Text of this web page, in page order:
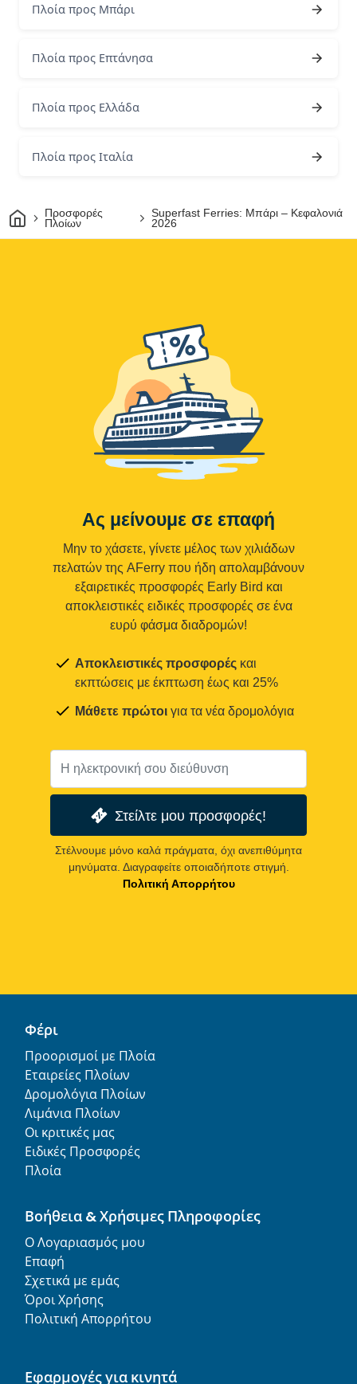
Πλοία προς Μπάρι
Πλοία προς Επτάνησα
Πλοία προς Ελλάδα
Πλοία προς Ιταλία
ΣπίτιΠροσφορές
Πλοίων
Superfast Ferries: Μπάρι – Κεφαλονιά
2026
Ας μείνουμε σε επαφή
Μην το χάσετε, γίνετε μέλος των χιλιάδων
πελατών της AFerry που ήδη απολαμβάνουν
εξαιρετικές προσφορές Early Bird και
αποκλειστικές ειδικές προσφορές σε ένα
ευρύ φάσμα διαδρομών!
Αποκλειστικές προσφορές και
εκπτώσεις με έκπτωση έως και 25%
Μάθετε πρώτοι για τα νέα δρομολόγια
Στείλτε μου προσφορές!
Στέλνουμε μόνο καλά πράγματα, όχι ανεπιθύμητα
μηνύματα. Διαγραφείτε οποιαδήποτε στιγμή.
Πολιτική Απορρήτου
Φέρι
Προορισμοί με Πλοία
Εταιρείες Πλοίων
Δρομολόγια Πλοίων
Λιμάνια Πλοίων
Οι κριτικές μας
Ειδικές Προσφορές
Πλοία
Βοήθεια & Χρήσιμες Πληροφορίες
Ο Λογαριασμός μου
Επαφή
Σχετικά με εμάς
Όροι Χρήσης
Πολιτική Απορρήτου
Εφαρμογές για κινητά